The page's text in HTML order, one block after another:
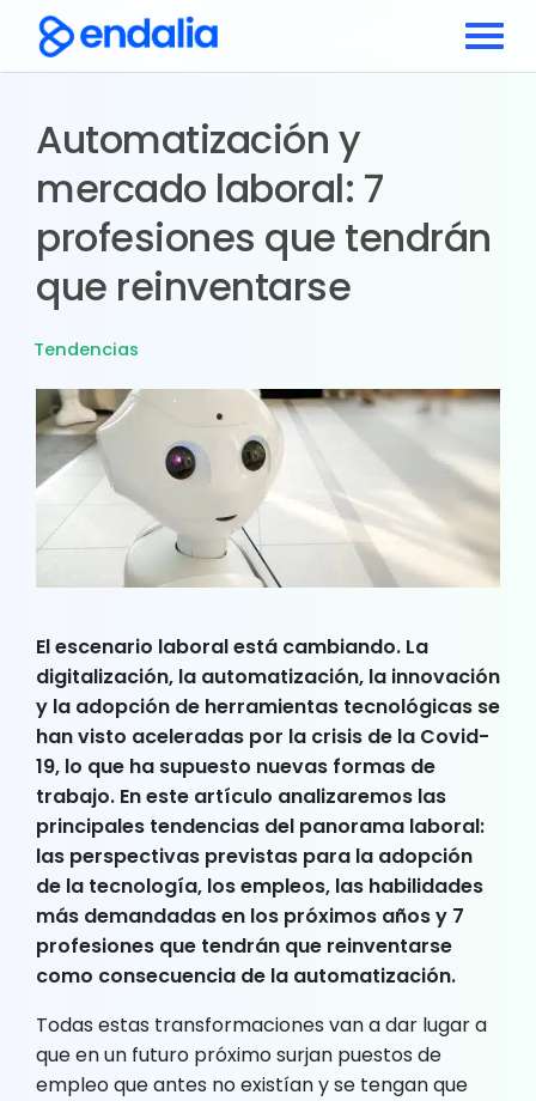
Automatización y
mercado laboral: 7
profesiones que tendrán
que reinventarse
Tendencias
El escenario laboral está cambiando. La
digitalización, la automatización, la innovación
y la adopción de herramientas tecnológicas se
han visto aceleradas por la crisis de la Covid-
19, lo que ha supuesto nuevas formas de
trabajo. En este artículo analizaremos las
principales tendencias del panorama laboral:
las perspectivas previstas para la adopción
de la tecnología, los empleos, las habilidades
más demandadas en los próximos años y 7
profesiones que tendrán que reinventarse
como consecuencia de la automatización.
Todas estas transformaciones van a dar lugar a
que en un futuro próximo surjan puestos de
empleo que antes no existían y se tengan que